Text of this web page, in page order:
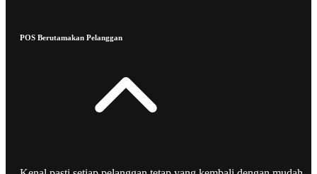
POS Berutamakan Pelanggan